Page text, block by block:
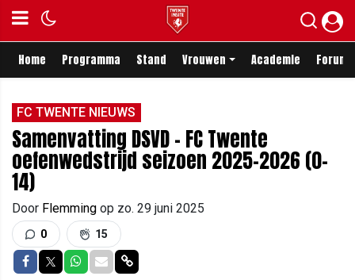
Home Programma Stand Vrouwen Academie Forum
FC TWENTE NIEUWS
Samenvatting DSVD - FC Twente
oefenwedstrijd seizoen 2025-2026 (0-
14)
Door Flemming op zo. 29 juni 2025
0 15
Delen op Facebook
Delen op Twitter
Delen op Whatsapp
Delen via Mail
Delen via link